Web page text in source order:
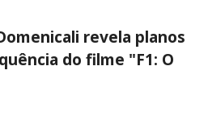
revela planos
do filme "F1: O